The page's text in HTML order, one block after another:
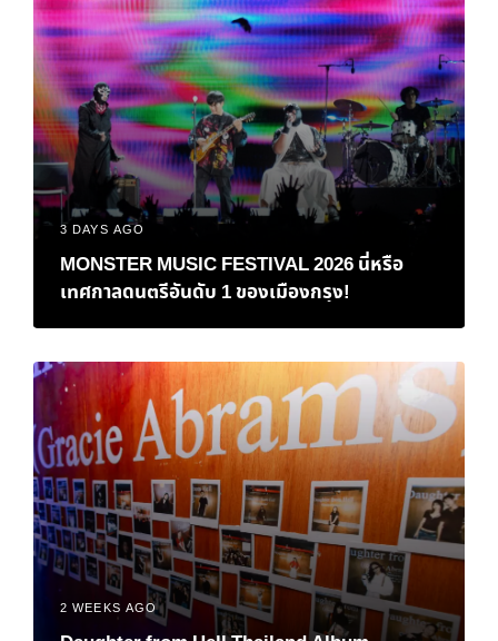
3 DAYS AGO
MONSTER MUSIC FESTIVAL 2026 นี่หรือ
เทศกาลดนตรีอันดับ 1 ของเมืองกรุง!
2 WEEKS AGO